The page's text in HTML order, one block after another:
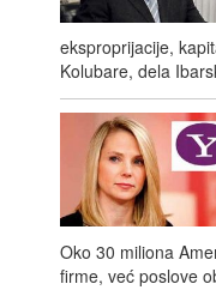
eksproprijacije,
Kolubare, dela
Oko 30 miliona
firme, već poslove